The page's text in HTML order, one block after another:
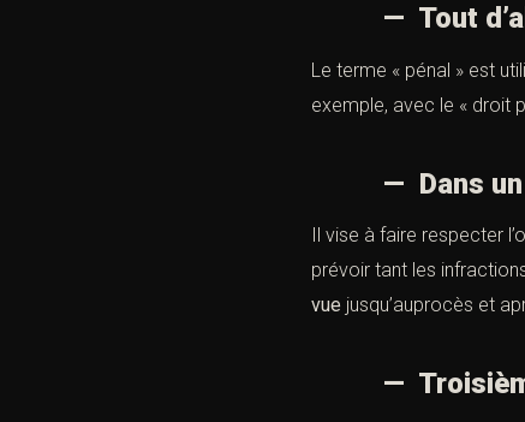
— Tout
Le terme « pénal » est
exemple, avec le « droit
— Dans un
Il vise à faire respecter
prévoir tant les
vue jusqu’auprocès et
—